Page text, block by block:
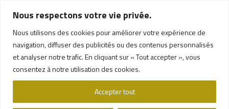
Nous respectons votre vie privée.
Nous utilisons des cookies pour améliorer votre expérience de
navigation, diffuser des publicités ou des contenus personnalisés
et analyser notre trafic. En cliquant sur « Tout accepter », vous
consentez à notre utilisation des cookies.
Accepter tout